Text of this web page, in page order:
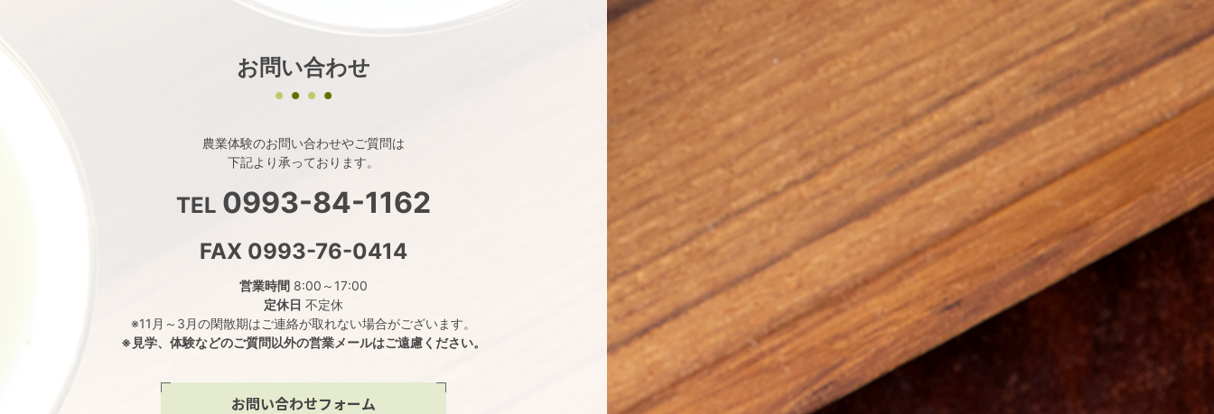
お問い合わせ
農業体験のお問い合わせやご質問は
下記より承っております。
TEL 0993-84-1162
FAX 0993-76-0414
営業時間 8:00～17:00
定休日 不定休
※11月～3月の閑散期はご連絡が取れない場合がございます。
※見学、体験などのご質問以外の営業メールはご遠慮ください。
お問い合わせフォーム